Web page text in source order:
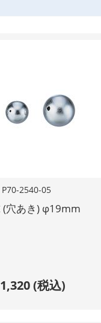
P70-2540-05
(穴あき) φ19mm
1,320(税込)